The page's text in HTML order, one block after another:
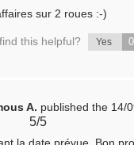
sur 2 roues :-)
this helpful? Yes 0
A. published the 14/
5/5